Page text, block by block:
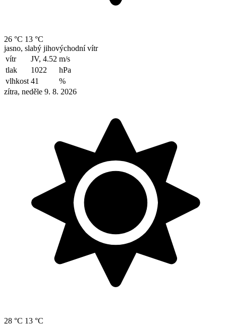
26 °C 13 °C
jasno, slabý jihovýchodní vítr
vítr
JV, 4.52 m/s
tlak
1022
hPa
vlhkost 41
%
zítra, neděle 9. 8. 2026
28 °C 13 °C